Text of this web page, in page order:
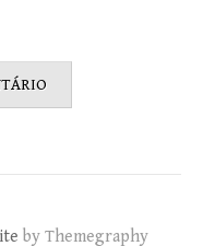
by Themegraphy